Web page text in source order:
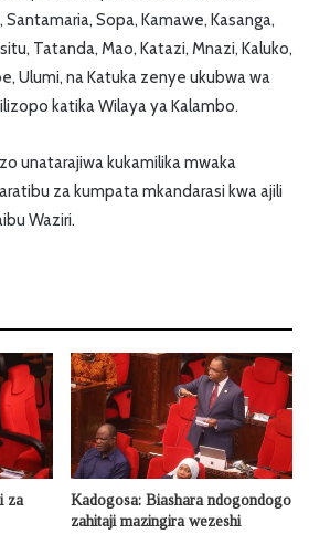
Sopa, Kamawe, Kasanga,
Tatanda, Mao, Katazi, Mnazi, Kaluko,
Ulumi, na Katuka zenye ukubwa wa
katika Wilaya ya Kalambo.
unatarajiwa kukamilika mwaka
za kumpata mkandarasi kwa ajili
Waziri.
za
Kadogosa: Biashara ndogondogo
zahitaji mazingira wezeshi